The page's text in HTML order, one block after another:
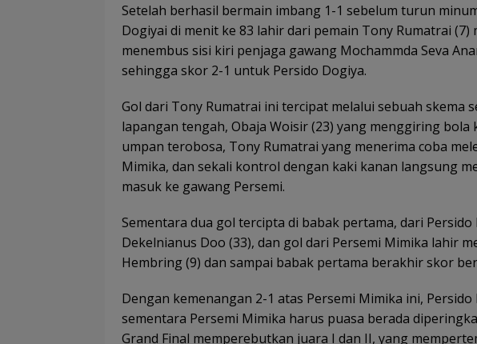
Setelah berhasil bermain imbang 1-1 sebelum turun
Dogiyai di menit ke 83 lahir dari pemain Tony Rumatrai
menembus sisi kiri penjaga gawang Mochammda Seva
sehingga skor 2-1 untuk Persido Dogiya.
Gol dari Tony Rumatrai ini tercipat melalui sebuah skema
lapangan tengah, Obaja Woisir (23) yang menggiring bola
umpan terobosa, Tony Rumatrai yang menerima coba
Mimika, dan sekali kontrol dengan kaki kanan langsung
masuk ke gawang Persemi.
Sementara dua gol tercipta di babak pertama, dari
Dekelnianus Doo (33), dan gol dari Persemi Mimika lahir
Hembring (9) dan sampai babak pertama berakhir skor
Dengan kemenangan 2-1 atas Persemi Mimika ini,
sementara Persemi Mimika harus puasa berada
Grand Final memperebutkan juara I dan II, yang